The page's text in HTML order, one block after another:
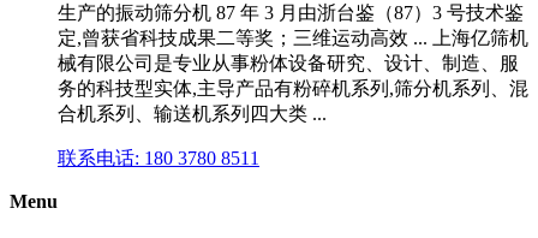
生产的振动筛分机 87 年 3 月由浙台鉴（87）3 号技术鉴
定,曾获省科技成果二等奖；三维运动高效 ... 上海亿筛机
械有限公司是专业从事粉体设备研究、设计、制造、服
务的科技型实体,主导产品有粉碎机系列,筛分机系列、混
合机系列、输送机系列四大类 ...
联系电话: 180 3780 8511
Menu